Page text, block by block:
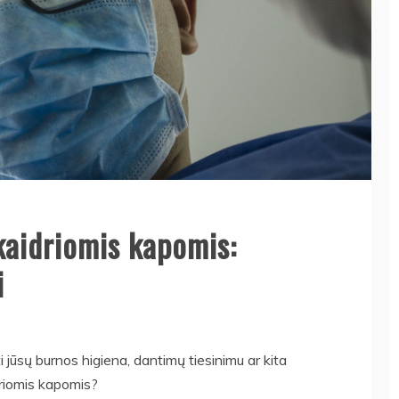
kapomis:
burnos higiena, dantimų tiesinimu ar kita
kapomis?